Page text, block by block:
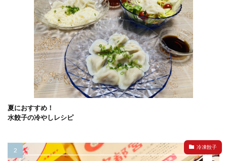
夏におすすめ！
水餃子の冷やしレシピ
冷凍餃子